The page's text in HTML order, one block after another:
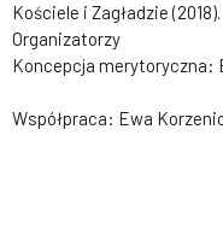
Kościele i Zagładzie (2018).
Organizatorzy
Koncepcja merytoryczna:
Współpraca: Ewa